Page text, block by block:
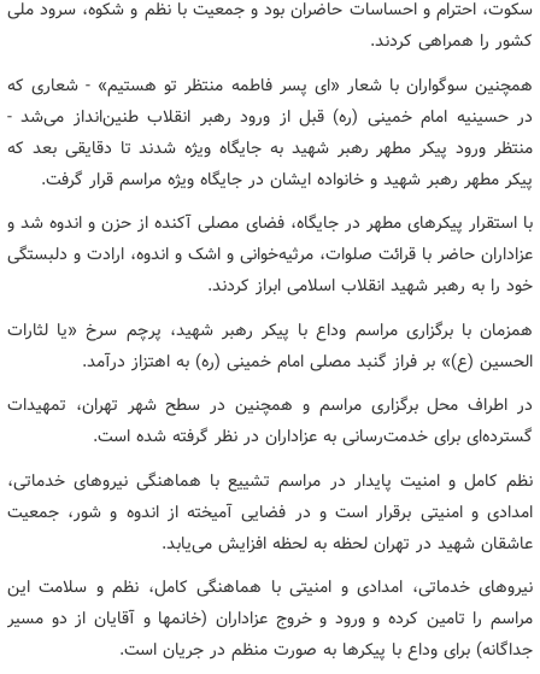
سکوت، احترام و احساسات حاضران بود و جمعیت با نظم و شکوه، سرود ملی
کشور را همراهی کردند.
همچنین سوگواران با شعار «ای پسر فاطمه منتظر تو هستیم» - شعاری که
در حسینیه امام خمینی (ره) قبل از ورود رهبر انقلاب طنین‌انداز می‌شد -
منتظر ورود پیکر مطهر رهبر شهید به جایگاه ویژه شدند تا دقایقی بعد که
پیکر مطهر رهبر شهید و خانواده ایشان در جایگاه ویژه مراسم قرار گرفت.
با استقرار پیکرهای مطهر در جایگاه، فضای مصلی آکنده از حزن و اندوه شد و
عزاداران حاضر با قرائت صلوات، مرثیه‌خوانی و اشک و اندوه، ارادت و دلبستگی
خود را به رهبر شهید انقلاب اسلامی ابراز کردند.
همزمان با برگزاری مراسم وداع با پیکر رهبر شهید، پرچم سرخ «یا لثارات
الحسین (ع)» بر فراز گنبد مصلی امام خمینی (ره) به اهتزاز درآمد.
در اطراف محل برگزاری مراسم و همچنین در سطح شهر تهران، تمهیدات
گسترده‌ای برای خدمت‌رسانی به عزاداران در نظر گرفته شده است.
نظم کامل و امنیت پایدار در مراسم تشییع با هماهنگی نیروهای خدماتی،
امدادی و امنیتی برقرار است و در فضایی آمیخته از اندوه و شور، جمعیت
عاشقان شهید در تهران لحظه به لحظه افزایش می‌یابد.
نیروهای خدماتی، امدادی و امنیتی با هماهنگی کامل، نظم و سلامت این
مراسم را تامین کرده و ورود و خروج عزاداران (خانمها و آقایان از دو مسیر
جداگانه) برای وداع با پیکرها به صورت منظم در جریان است.